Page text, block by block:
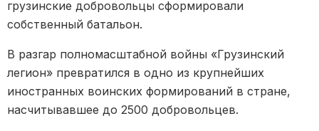
грузинские добровольцы сформировали
собственный батальон.
В разгар полномасштабной войны «Грузинский
легион» превратился в одно из крупнейших
иностранных воинских формирований в стране,
насчитывавшее до 2500 добровольцев.